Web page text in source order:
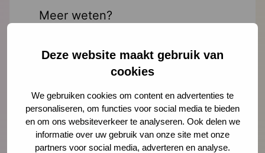
Deze website maakt gebruik van
cookies
We gebruiken cookies om content en advertenties te
personaliseren, om functies voor social media te bieden
en om ons websiteverkeer te analyseren. Ook delen we
informatie over uw gebruik van onze site met onze
partners voor social media, adverteren en analyse.
Meer weten?
Ellen-Joan Wessels
adviseur